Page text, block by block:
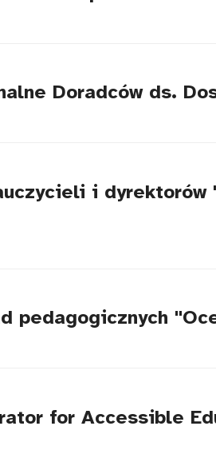
Doradców ds.
i dyrektorów
pedagogicznych
for Accessible